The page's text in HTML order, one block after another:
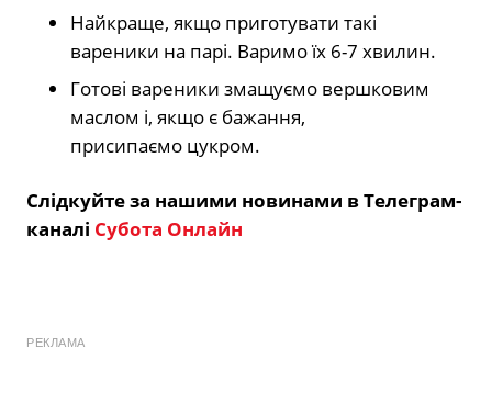
Найкраще, якщо приготувати такі
вареники на парі. Варимо їх 6-7 хвилин.
Готові вареники змащуємо вершковим
маслом і, якщо є бажання,
присипаємо цукром.
Слідкуйте за нашими новинами в Телеграм-
каналі Субота Онлайн
РЕКЛАМА